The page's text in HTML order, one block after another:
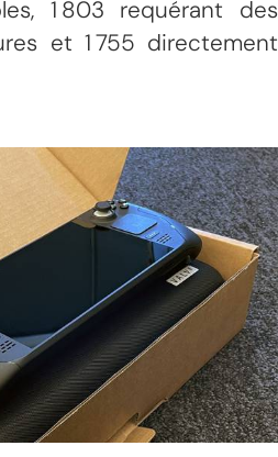
1 803 requérant des
et 1 755 directement